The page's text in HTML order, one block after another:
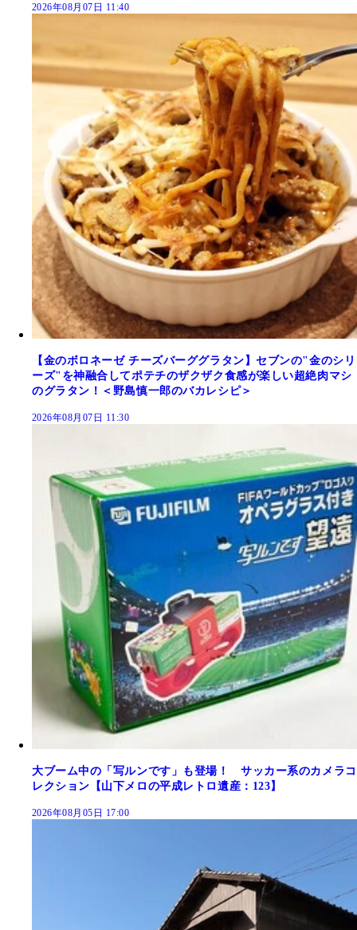
2026年08月07日 11:40
【金のボロネーゼ チーズバーググラタン】セブンの"金のシリ
ーズ"を神融合してポテチのザクザク食感が楽しい超絶肉マシ
のグラタン！＜野島慎一郎のバカレシピ＞
2026年08月07日 11:30
大ブーム中の「写ルンです」も登場！ サッカー系のカメラコ
レクション【山下メロの平成レトロ遺産：123】
2026年08月05日 17:00